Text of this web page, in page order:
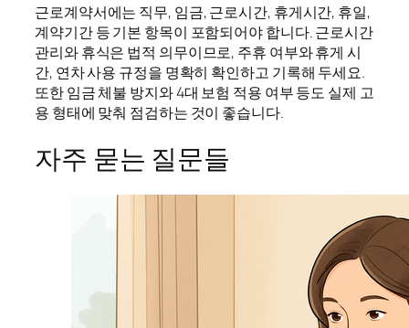
근로계약서에는 직무, 임금, 근로시간, 휴게시간, 휴일,
계약기간 등 기본 항목이 포함되어야 합니다. 근로시간
관리와 휴식은 법적 의무이므로, 주휴 여부와 휴게 시
간, 연차 사용 규정을 명확히 확인하고 기록해 두세요.
또한 임금 체불 방지와 4대 보험 적용 여부 등도 실제 고
용 형태에 맞춰 점검하는 것이 좋습니다.
자주 묻는 질문들